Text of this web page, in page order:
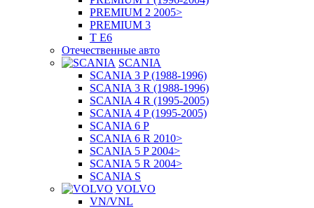
PREMIUM 2 2005>
PREMIUM 3
T E6
Отечественные авто
SCANIA
SCANIA 3 P (1988-1996)
SCANIA 3 R (1988-1996)
SCANIA 4 R (1995-2005)
SCANIA 4 P (1995-2005)
SCANIA 6 P
SCANIA 6 R 2010>
SCANIA 5 P 2004>
SCANIA 5 R 2004>
SCANIA S
VOLVO
VN/VNL